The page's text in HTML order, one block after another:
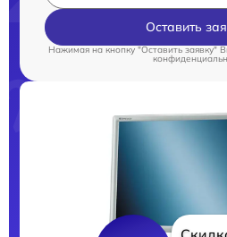
Оставить
Нажимая на кнопку "Оставить заявку"